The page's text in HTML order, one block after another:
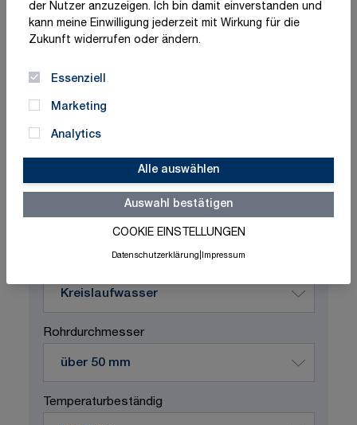
der Nutzer anzuzeigen. Ich bin damit einverstanden und
kann meine Einwilligung jederzeit mit Wirkung für die
Zukunft widerrufen oder ändern.
Essenziell
Marketing
Analytics
Alle auswählen
Auswahl bestätigen
COOKIE EINSTELLUNGEN
Datenschutzerklärung Impressum
Schnelle Lieferung
Made in Germany
ISO-zertifizierte Qualität
Produktvariation wählen
Rohrdurchmesser
Temperaturbeständig